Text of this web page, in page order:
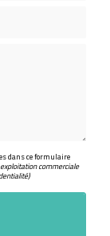
dans ce formulaire
commerciale
)